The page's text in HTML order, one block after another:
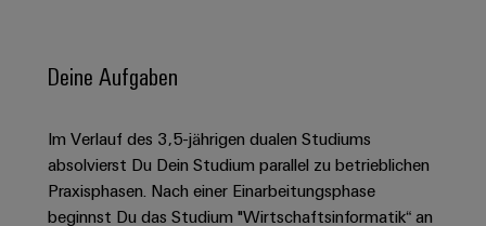
Sicherheit
für
Gebäudeinfrastruktur
Lösungen
für
Smart
Building
Smart
Metering
Verteilerboxen
Elektronik
Koppelrelais
&
Weidmüller
PCB
Connector
Services
Kundenservice
Webshop
Preisliste
|
Länder
Management
Für
und
Schüler
Ausbildung
Deine Aufgaben
Im Verlauf des 3,5-jährigen dualen Studiums
absolvierst Du Dein Studium parallel zu betrieblichen
Praxisphasen. Nach einer Einarbeitungsphase
beginnst Du das Studium "Wirtschaftsinformatik“ an